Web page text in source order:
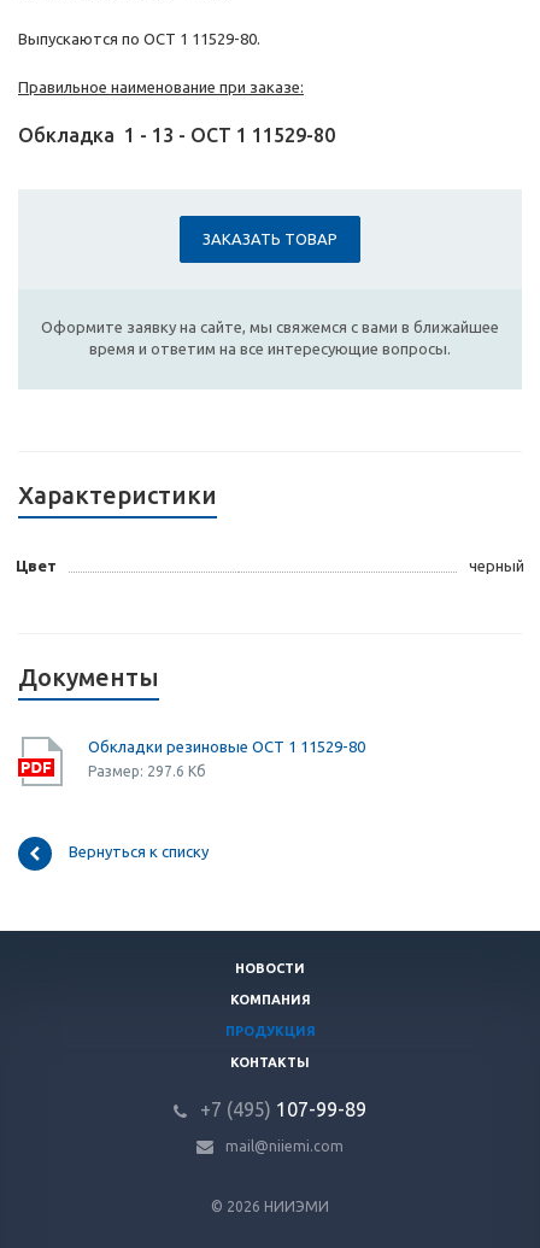
Выпускаются по ОСТ 1 11529-80.
Правильное наименование при заказе:
Обкладка 1 - 13 - ОСТ 1 11529-80
ЗАКАЗАТЬ ТОВАР
Оформите заявку на сайте, мы свяжемся с вами в ближайшее
время и ответим на все интересующие вопросы.
Характеристики
Цвет черный
Документы
Обкладки резиновые ОСТ 1 11529-80
Размер: 297.6 Кб
Вернуться к списку
© 2026 НИИЭМИ
НОВОСТИ
КОМПАНИЯ
ПРОДУКЦИЯ
КОНТАКТЫ
+7 (495) 107-99-89
mail@niiemi.com